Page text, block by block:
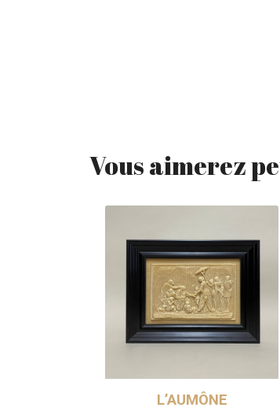
Vous aimerez
L’AUMÔNE